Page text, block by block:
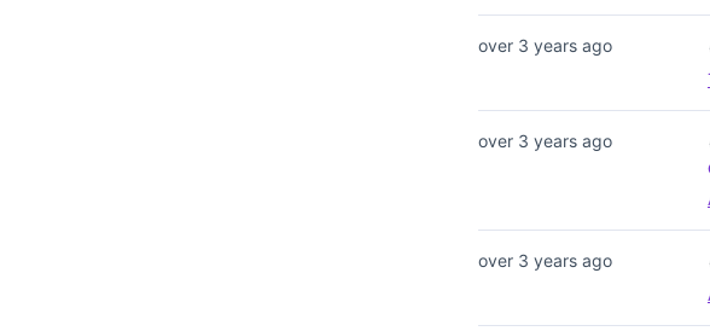
over 3 years ago
over 3 years ago
over 3 years ago